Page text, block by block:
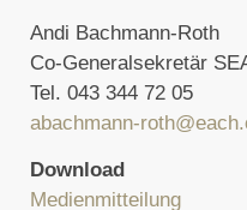
Andi Bachmann-Roth
Co-Generalsekretär
Tel. 043 344 72 05
abachmann-
Download
Medienmitteilung